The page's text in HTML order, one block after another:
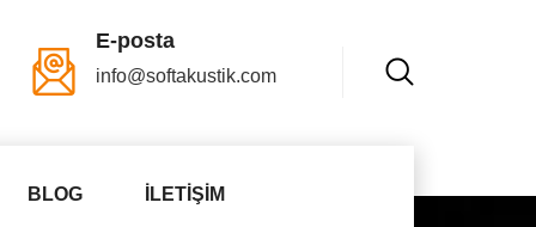
E-posta
info@softakustik.com
BLOG İLETIŞIM